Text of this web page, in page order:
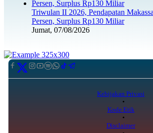
Triwulan II 2026, Pendapatan
Persen, Surplus Rp130 Miliar
Jumat, 07/08/2026
Kebijakan Privasi
Kode Etik
Disclaimer